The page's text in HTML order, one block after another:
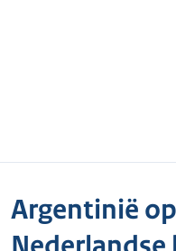
Argentinië